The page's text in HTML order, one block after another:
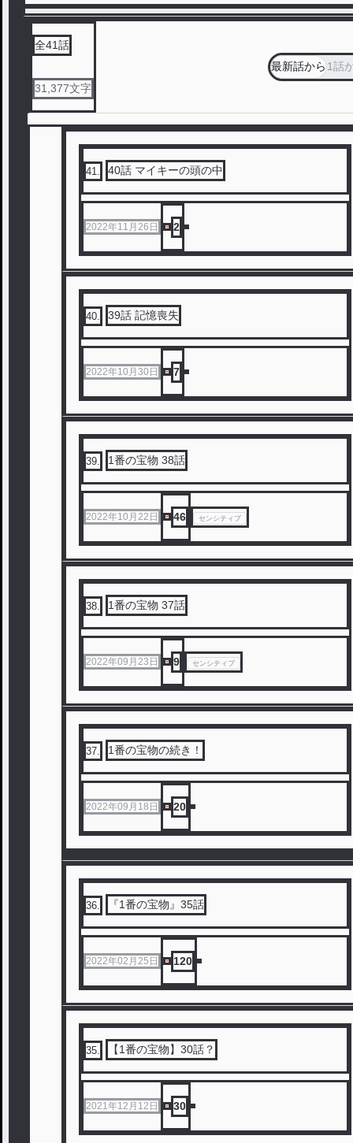
全41話
31,377文字
最新話から1話
41 40話 マイキーの頭の中
2022年11月26日 2
40 39話 記憶喪失
2022年10月30日 7
39 1番の宝物 38話
2022年10月22日 46 センシティブ
38 1番の宝物 37話
2022年09月23日 9 センシティブ
37 1番の宝物の続き！
2022年09月18日 20
36 『1番の宝物』35話
2022年02月25日 120
35 【1番の宝物】30話？
2021年12月12日 30